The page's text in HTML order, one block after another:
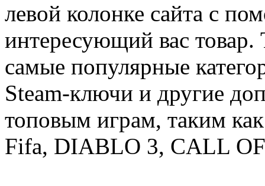
левой колонке сайта с
интересующий вас
самые популярные
Steam-ключи и другие
топовым играм, таким
Fifa, DIABLO 3, CALL